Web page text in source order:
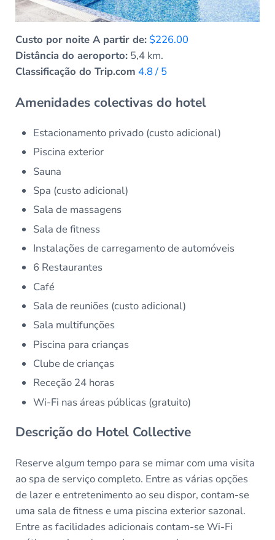
Custo por noite A partir de: $226.00
Distância do aeroporto:5,4 km.
Classificação do Trip.com 4.8 / 5
Amenidades colectivas do hotel
Estacionamento privado (custo adicional)
Piscina exterior
Sauna
Spa (custo adicional)
Sala de massagens
Sala de fitness
Instalações de carregamento de automóveis
6 Restaurantes
Café
Sala de reuniões (custo adicional)
Sala multifunções
Piscina para crianças
Clube de crianças
Receção 24 horas
Wi-Fi nas áreas públicas (gratuito)
Descrição do Hotel Collective
Reserve algum tempo para se mimar com uma visita
ao spa de serviço completo. Entre as várias opções
de lazer e entretenimento ao seu dispor, contam-se
uma sala de fitness e uma piscina exterior sazonal.
Entre as facilidades adicionais contam-se Wi-Fi